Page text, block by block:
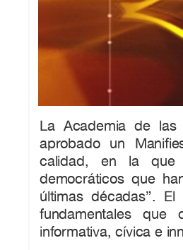
La Academia de las
aprobado un
calidad, en la que
democráticos que
últimas décadas”.
fundamentales que
informativa, cívica e